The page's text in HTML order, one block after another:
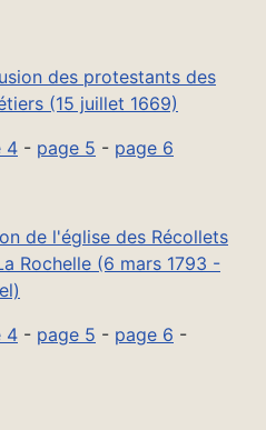
des protestants des
(15 juillet 1669)
4 - page 5 - page 6
de l'église des Récollets
Rochelle (6 mars 1793 -
4 - page 5 - page 6 -